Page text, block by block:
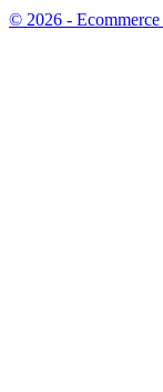
© 2026 -